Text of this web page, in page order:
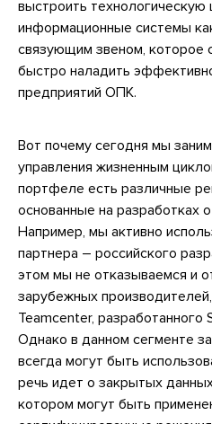
выстроить
информационные системы
связующим звеном, которое
быстро наладить
предприятий ОПК.
Вот почему сегодня мы
управления жизненным
портфеле есть различные
основанные на разработках
Например, мы активно
партнера – российского
этом мы не отказываемся и
зарубежных
Teamcenter, разработанного
Однако в данном сегменте
всегда могут быть
речь идет о закрытых
котором могут быть